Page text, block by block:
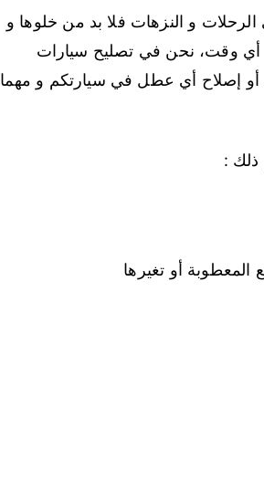
و النزهات فلا بد من خلوها و
أي وقت، نحن في تصليح سيارات
أو إصلاح أي عطل في سيارتكم و مهما
ذلك :
أو تغيرها